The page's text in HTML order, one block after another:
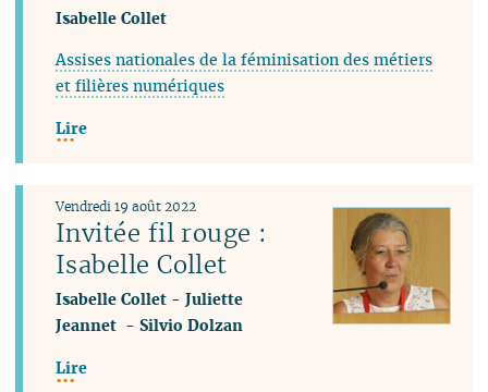
Isabelle Collet
Assises nationales de la féminisation des métiers
et filières numériques
Lire
Invitée fil rouge :
Isabelle Collet
Vendredi 19 août 2022
Isabelle Collet -Juliette
Jeannet -Silvio Dolzan
Lire